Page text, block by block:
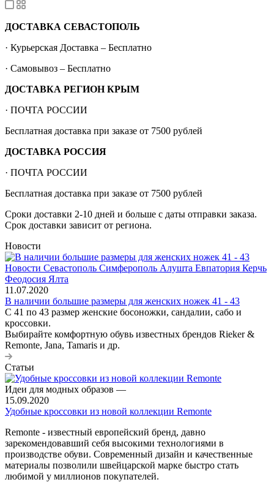
ДОСТАВКА СЕВАСТОПОЛЬ
· Курьерская Доставка – Бесплатно
· Самовывоз – Бесплатно
ДОСТАВКА РЕГИОН КРЫМ
· ПОЧТА РОССИИ
Бесплатная доставка при заказе от 7500 рублей
ДОСТАВКА РОССИЯ
· ПОЧТА РОССИИ
Бесплатная доставка при заказе от 7500 рублей
Сроки доставки 2-10 дней и больше с даты отправки заказа.
Срок доставки зависит от региона.
Новости
11.07.2020
В наличии большие размеры для женских ножек 41 - 43
С 41 по 43 размер женские босоножки, сандалии, сабо и
кроссовки.
Выбирайте комфортную обувь известных брендов Rieker &
Remonte, Jana, Tamaris и др.
Статьи
Идеи для модных образов —
15.09.2020
Удобные кроссовки из новой коллекции Remonte
Remonte - известный европейский бренд, давно
зарекомендовавший себя высокими технологиями в
производстве обуви. Современный дизайн и качественные
материалы позволили швейцарской марке быстро стать
любимой у миллионов покупателей.